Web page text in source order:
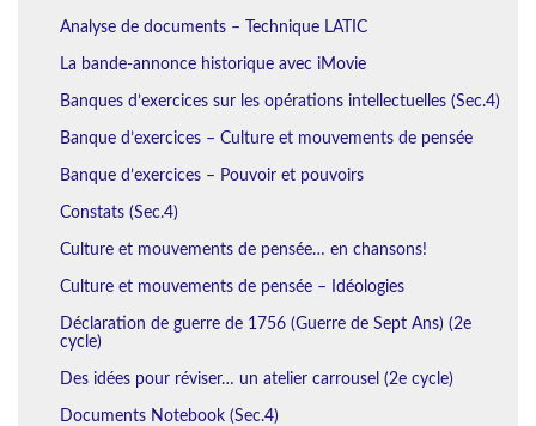
Analyse de documents – Technique LATIC
La bande-annonce historique avec iMovie
Banques d’exercices sur les opérations intellectuelles (Sec.4)
Banque d’exercices – Culture et mouvements de pensée
Banque d’exercices – Pouvoir et pouvoirs
Constats (Sec.4)
Culture et mouvements de pensée… en chansons!
Culture et mouvements de pensée – Idéologies
Déclaration de guerre de 1756 (Guerre de Sept Ans) (2e
cycle)
Des idées pour réviser… un atelier carrousel (2e cycle)
Documents Notebook (Sec.4)